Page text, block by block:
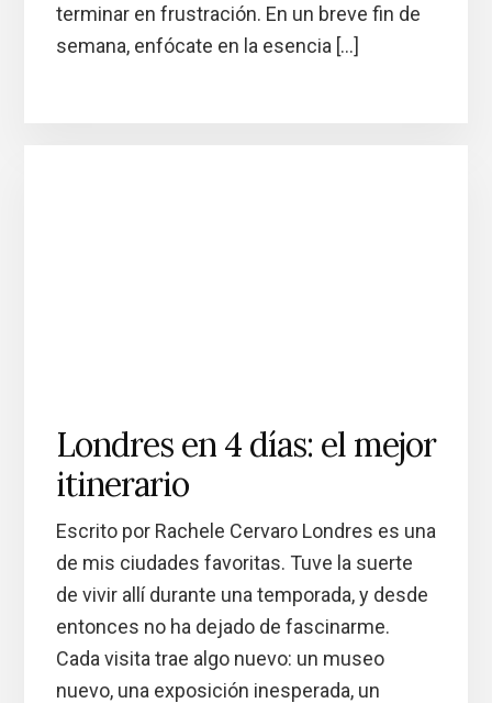
terminar en frustración. En un breve fin de
semana, enfócate en la esencia […]
Londres en 4 días: el mejor
itinerario
Escrito por Rachele Cervaro Londres es una
de mis ciudades favoritas. Tuve la suerte
de vivir allí durante una temporada, y desde
entonces no ha dejado de fascinarme.
Cada visita trae algo nuevo: un museo
nuevo, una exposición inesperada, un